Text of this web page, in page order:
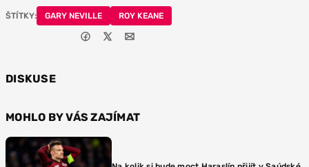
ŠTÍTKY: GARY NEVILLE ROY KEANE
DISKUSE
MOHLO BY VÁS ZAJÍMAT